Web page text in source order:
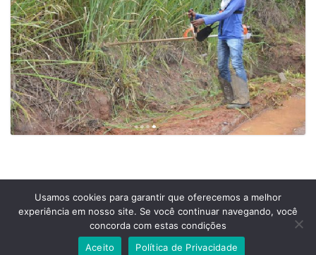
Prefeitura Municipal de Comendador Levy Gasparian
Est União Indústria, S/Nº, KM 131 Exposição, Comendador Levy Gasparian /RJ –
Telefones: (24) 2254-1344 – (24) 2254-1094
Usamos cookies para garantir que oferecemos a melhor
experiência em nosso site. Se você continuar navegando, você
concorda com estas condições
Aceito
Política de Privacidade